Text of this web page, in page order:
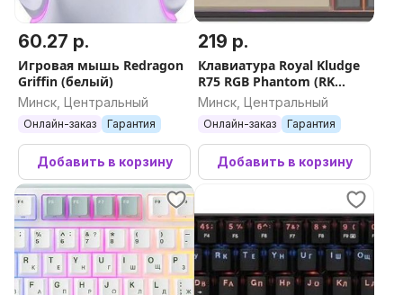
60.27 р.
Игровая мышь Redragon
Griffin (белый)
Минск, Центральный
Онлайн-заказ Гарантия
Добавить в корзину
219 р.
Клавиатура Royal Kludge
R75 RGB Phantom (RK
Silver)
Минск, Центральный
Онлайн-заказ Гарантия
Добавить в корзину